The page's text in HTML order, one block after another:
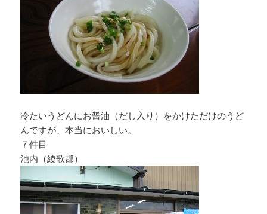
冷たいうどんにお醤油（だし入り）をかけただけのうど
んですが、本当においしい。
７件目
池内（綾歌郡）